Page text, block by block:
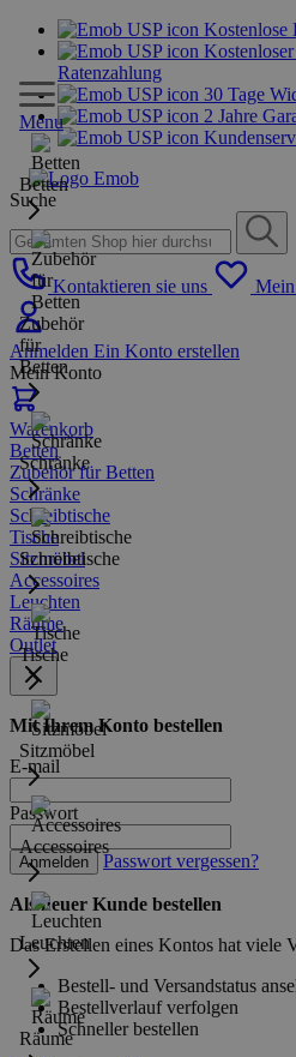
Kostenlose
Ratenzahlung
30 Tage
2 Jahre
Suche
Kontaktieren sie uns Mein
Anmelden Ein Konto erstellen
Mein Konto
Warenkorb
Menu
Betten
Zubehör
für
Betten
Schränke
Schreibtische
Tische
Sitzmöbel
Accessoires
Leuchten
Räume
Betten
Zubehör für Betten
Schränke
Schreibtische
Tische
Sitzmöbel
Accessoires
Leuchten
Räume
Outlet
Mit Ihrem Konto bestellen
E-mail
Passwort
Anmelden Passwort vergessen?
Als neuer Kunde bestellen
Das Erstellen eines Kontos hat viele
Bestell- und Versandstatus
Bestellverlauf verfolgen
Schneller bestellen